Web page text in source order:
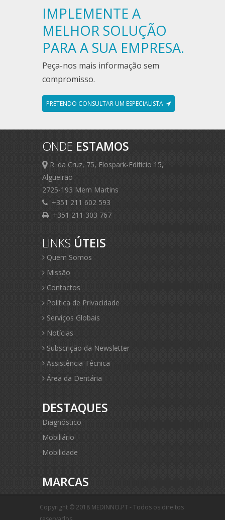
IMPLEMENTE A
MELHOR SOLUÇÃO
PARA A SUA EMPRESA.
Peça-nos mais informação sem
compromisso.
PRETENDO CONSULTAR UM ESPECIALISTA
ONDE ESTAMOS
R. da Cruz, 75, Elospark-Edifício 15,
Algueirão
2725-193 Mem Martins
+351 211 602 593
+351 211 303 767
LINKS ÚTEIS
Quem Somos
Missão
Contactos
Politica de Privacidade
Serviços Globais
Notícias
Subscrição da Newsletter
Assistência Técnica
Área da Dentária
DESTAQUES
Diagnóstico
Mobiliário
Mobilidade
MARCAS
Copyright © 2018 MEDINNO.PT - Todos os direitos